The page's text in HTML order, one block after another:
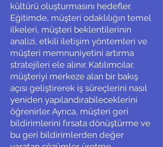
kültürü oluşturmasını hedefler.
Eğitimde, müşteri odaklılığın temel
ilkeleri, müşteri beklentilerinin
analizi, etkili iletişim yöntemleri ve
müşteri memnuniyetini artırma
stratejileri ele alınır. Katılımcılar,
müşteriyi merkeze alan bir bakış
açısı geliştirerek iş süreçlerini nasıl
yeniden yapılandırabileceklerini
öğrenirler. Ayrıca, müşteri geri
bildirimlerini fırsata dönüştürme ve
bu geri bildirimlerden değer